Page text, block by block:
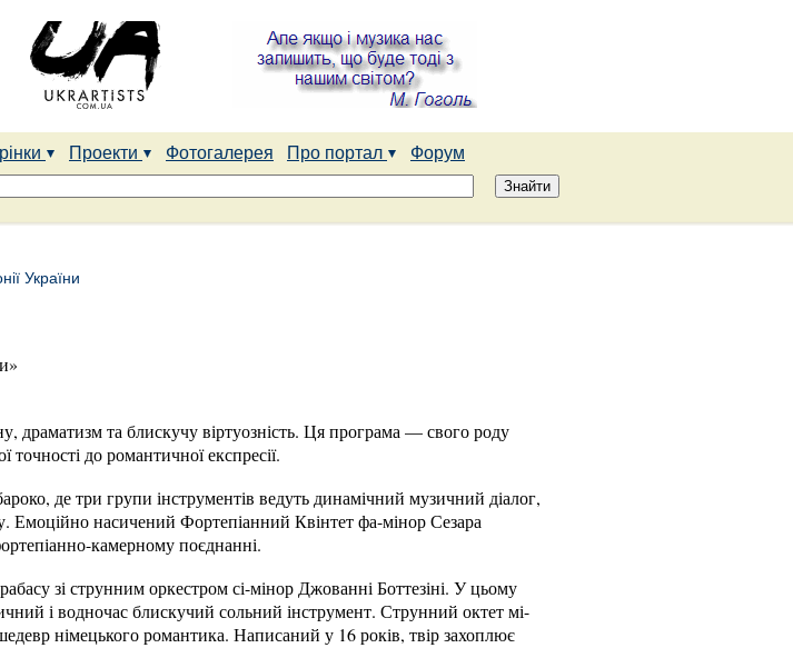
Проекти Фотогалерея Про портал
Форум
України
драматизм та блискучу віртуозність. Ця програма — свого роду
точності до романтичної експресії.
де три групи інструментів ведуть динамічний музичний діалог,
Емоційно насичений Фортепіанний Квінтет фа-мінор Сезара
камерному поєднанні.
зі струнним оркестром сі-мінор Джованні Боттезіні. У цьому
і водночас блискучий сольний інструмент. Струнний октет мі-
німецького романтика. Написаний у 16 років, твір захоплює